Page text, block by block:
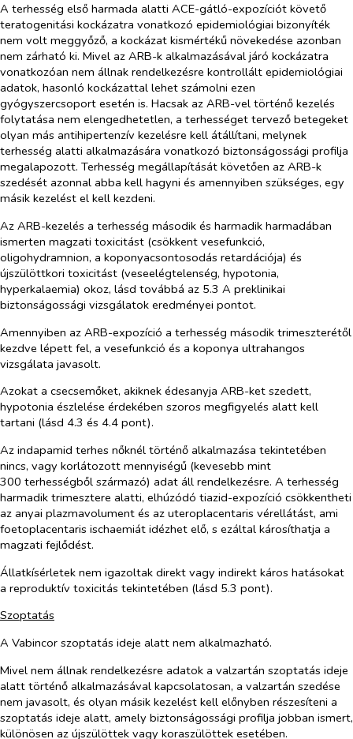
A terhesség első harmada alatti ACE-gátló-expozíciót követő
teratogenitási kockázatra vonatkozó epidemiológiai bizonyíték
nem volt meggyőző, a kockázat kismértékű növekedése azonban
nem zárható ki. Mivel az ARB-k alkalmazásával járó kockázatra
vonatkozóan nem állnak rendelkezésre kontrollált epidemiológiai
adatok, hasonló kockázattal lehet számolni ezen
gyógyszercsoport esetén is. Hacsak az ARB-vel történő kezelés
folytatása nem elengedhetetlen, a terhességet tervező betegeket
olyan más antihipertenzív kezelésre kell átállítani, melynek
terhesség alatti alkalmazására vonatkozó biztonságossági profilja
megalapozott. Terhesség megállapítását követően az ARB-k
szedését azonnal abba kell hagyni és amennyiben szükséges, egy
másik kezelést el kell kezdeni.
Az ARB-kezelés a terhesség második és harmadik harmadában
ismerten magzati toxicitást (csökkent vesefunkció,
oligohydramnion, a koponyacsontosodás retardációja) és
újszülöttkori toxicitást (veseelégtelenség, hypotonia,
hyperkalaemia) okoz, lásd továbbá az 5.3 A preklinikai
biztonságossági vizsgálatok eredményei pontot.
Amennyiben az ARB-expozíció a terhesség második trimeszterétől
kezdve lépett fel, a vesefunkció és a koponya ultrahangos
vizsgálata javasolt.
Azokat a csecsemőket, akiknek édesanyja ARB-ket szedett,
hypotonia észlelése érdekében szoros megfigyelés alatt kell
tartani (lásd 4.3 és 4.4 pont).
Az indapamid terhes nőknél történő alkalmazása tekintetében
nincs, vagy korlátozott mennyiségű (kevesebb mint
300 terhességből származó) adat áll rendelkezésre. A terhesség
harmadik trimesztere alatti, elhúzódó tiazid-expozíció csökkentheti
az anyai plazmavolument és az uteroplacentaris vérellátást, ami
foetoplacentaris ischaemiát idézhet elő, s ezáltal károsíthatja a
magzati fejlődést.
Állatkísérletek nem igazoltak direkt vagy indirekt káros hatásokat
a reproduktív toxicitás tekintetében (lásd 5.3 pont).
Szoptatás
A Vabincor szoptatás ideje alatt nem alkalmazható.
Mivel nem állnak rendelkezésre adatok a valzartán szoptatás ideje
alatt történő alkalmazásával kapcsolatosan, a valzartán szedése
nem javasolt, és olyan másik kezelést kell előnyben részesíteni a
szoptatás ideje alatt, amely biztonságossági profilja jobban ismert,
különösen az újszülöttek vagy koraszülöttek esetében.